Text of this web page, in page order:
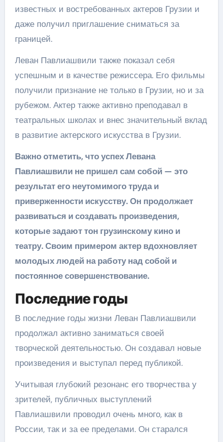
известных и востребованных актеров Грузии и
даже получил приглашение сниматься за
границей.
Леван Павлиашвили также показал себя
успешным и в качестве режиссера. Его фильмы
получили признание не только в Грузии, но и за
рубежом. Актер также активно преподавал в
театральных школах и внес значительный вклад
в развитие актерского искусства в Грузии.
Важно отметить, что успех Левана
Павлиашвили не пришел сам собой — это
результат его неутомимого труда и
приверженности искусству. Он продолжает
развиваться и создавать произведения,
которые задают тон грузинскому кино и
театру. Своим примером актер вдохновляет
молодых людей на работу над собой и
постоянное совершенствование.
Последние годы
В последние годы жизни Леван Павлиашвили
продолжал активно заниматься своей
творческой деятельностью. Он создавал новые
произведения и выступал перед публикой.
Учитывая глубокий резонанс его творчества у
зрителей, публичных выступлений
Павлиашвили проводил очень много, как в
России, так и за ее пределами. Он старался